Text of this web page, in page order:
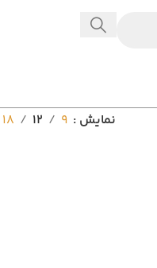
نمایش 9
12
18